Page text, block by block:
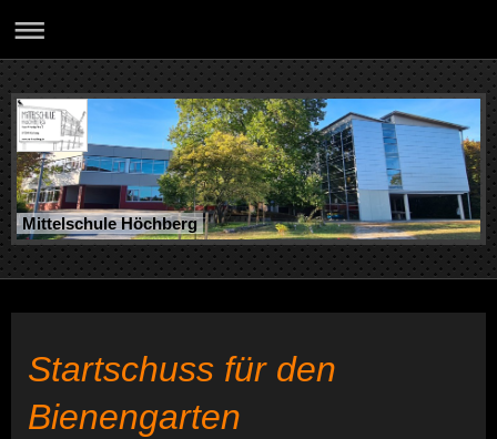
Mittelschule Höchberg
Startschuss für den
Bienengarten